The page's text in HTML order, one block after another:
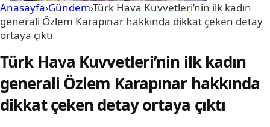
Anasayfa›Gündem›Türk Hava Kuvvetleri’nin ilk kadın
generali Özlem Karapınar hakkında dikkat çeken detay
ortaya çıktı
Türk Hava Kuvvetleri’nin ilk kadın
generali Özlem Karapınar hakkında
dikkat çeken detay ortaya çıktı